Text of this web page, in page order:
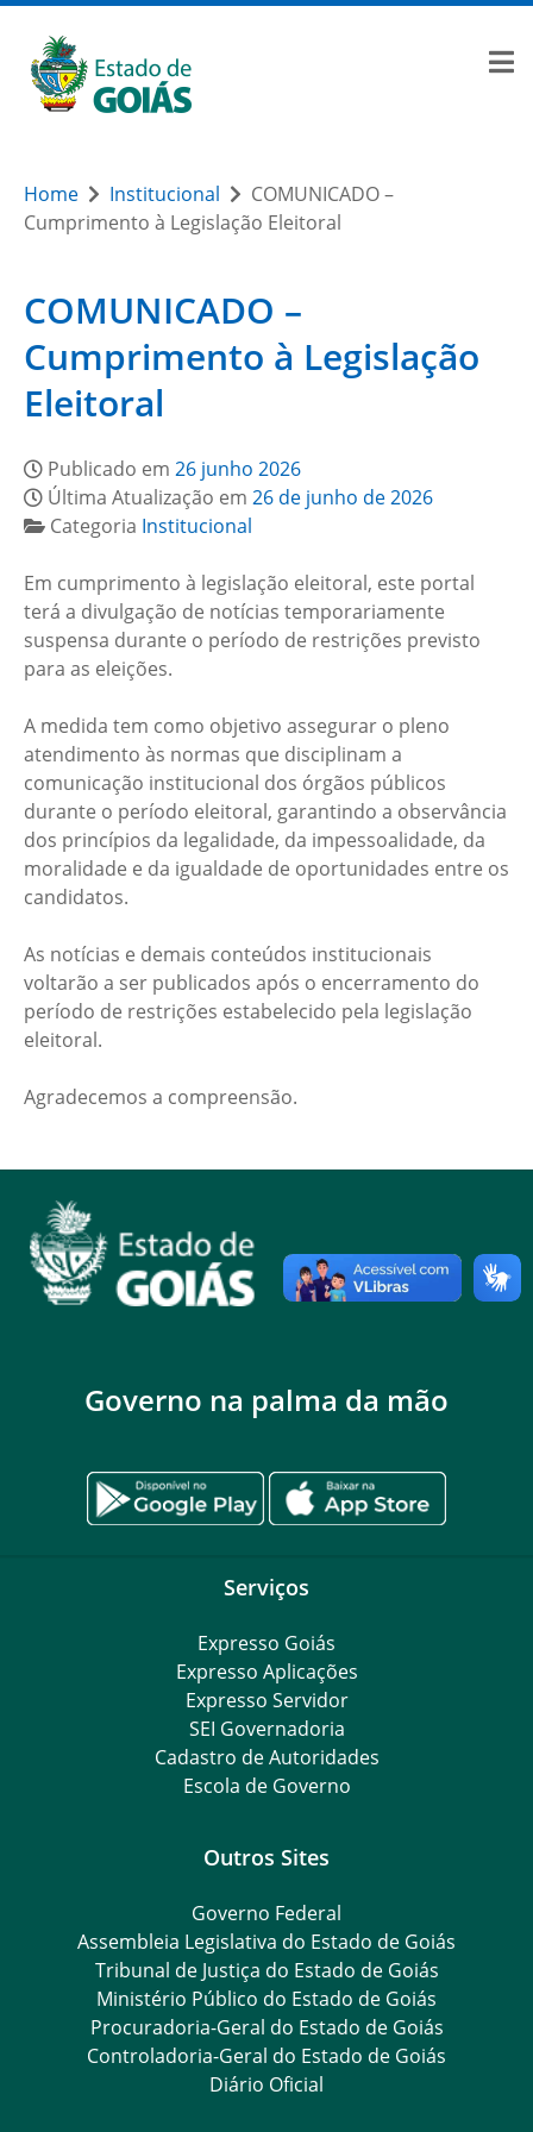
Home Institucional
COMUNICADO –
Cumprimento à Legislação Eleitoral
COMUNICADO –
Cumprimento à Legislação
Eleitoral
Publicado em 26 junho 2026
Última Atualização em 26 de junho de 2026
Categoria Institucional
Em cumprimento à legislação eleitoral, este portal
terá a divulgação de notícias temporariamente
suspensa durante o período de restrições previsto
para as eleições.
A medida tem como objetivo assegurar o pleno
atendimento às normas que disciplinam a
comunicação institucional dos órgãos públicos
durante o período eleitoral, garantindo a observância
dos princípios da legalidade, da impessoalidade, da
moralidade e da igualdade de oportunidades entre os
candidatos.
As notícias e demais conteúdos institucionais
voltarão a ser publicados após o encerramento do
período de restrições estabelecido pela legislação
eleitoral.
Agradecemos a compreensão.
Governo na palma da mão
Serviços
Expresso Goiás
Expresso Aplicações
Expresso Servidor
SEI Governadoria
Cadastro de Autoridades
Escola de Governo
Outros Sites
Governo Federal
Assembleia Legislativa do Estado de Goiás
Tribunal de Justiça do Estado de Goiás
Ministério Público do Estado de Goiás
Procuradoria-Geral do Estado de Goiás
Controladoria-Geral do Estado de Goiás
Diário Oficial